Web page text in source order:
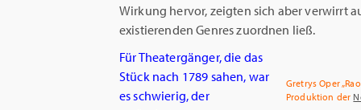
Wirkung hervor, zeigten sich aber verwirrt
existierenden Genres zuordnen ließ.
Gretrys Oper
Produktion der
Für Theatergänger, die das
Stück nach 1789 sahen, war
es schwierig, der